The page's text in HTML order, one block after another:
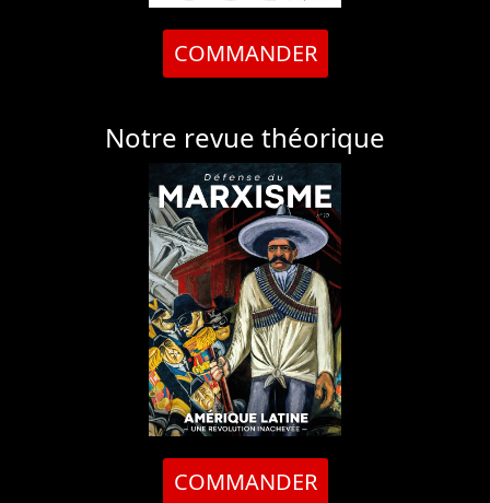
COMMANDER
Notre revue théorique
COMMANDER